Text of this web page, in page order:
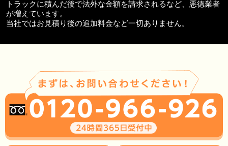
トラックに積んだ後で法外な金額を請求されるなど、悪徳業者
が増えています。
当社ではお見積り後の追加料金など一切ありません。